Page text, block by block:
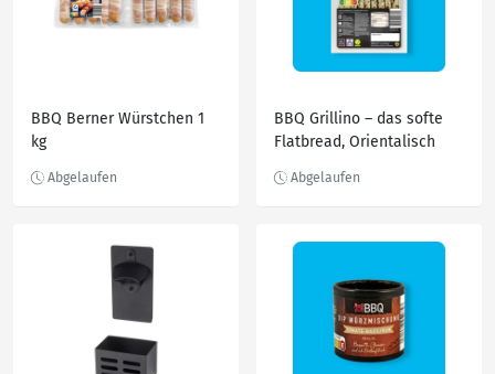
BBQ Berner Würstchen 1
kg
BBQ Grillino – das softe
Flatbread, Orientalisch